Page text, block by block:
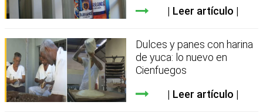
Leer artículo
Dulces y panes con harina
de yuca: lo nuevo en
Cienfuegos
Leer artículo